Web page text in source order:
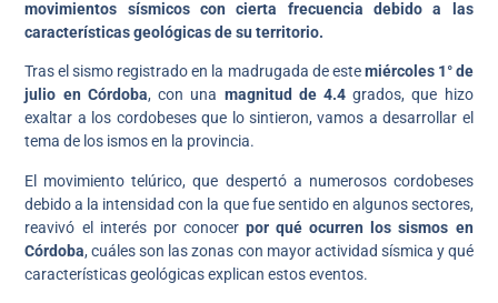
movimientos sísmicos con cierta frecuencia debido a las
características geológicas de su territorio.
Tras el sismo registrado en la madrugada de estemiércoles 1° de
julio en Córdoba, con una magnitud de 4.4grados, que hizo
exaltar a los cordobeses que lo sintieron, vamos a desarrollar el
tema de los ismos en la provincia.
El movimiento telúrico, que despertó a numerosos cordobeses
debido a la intensidad con la que fue sentido en algunos sectores,
reavivó el interés por conocer por qué ocurren los sismos en
Córdoba, cuáles son las zonas con mayor actividad sísmica y qué
características geológicas explican estos eventos.